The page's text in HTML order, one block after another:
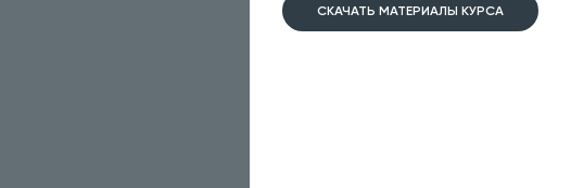
СКАЧАТЬ МАТЕРИАЛЫ КУРСА